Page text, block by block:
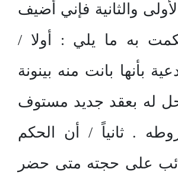
والثانية فإني أضيف
به ما يلي : أولا /
بأنها بانت منه بينونة
له بعقد جديد مستوف
. ثانياً / أن الحكم
على حجته متى حضر